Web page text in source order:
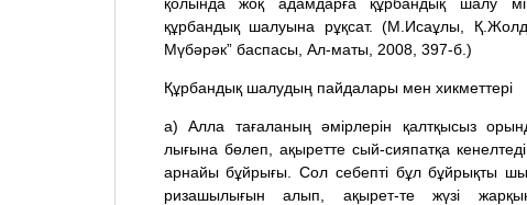
құрбандық шалуына рұқсат. (М.Исаұлы,
Мүбәрәк” баспасы, Ал-маты, 2008, 397-б.)
Құрбандық шалудың пайдалары мен хикметтері
а) Алла тағаланың әмірлерін қалтқысыз
лығына бөлеп, ақыретте сый-сияпатқа
арнайы бұйрығы. Сол себепті бұл бұйрықты
ризашылығын алып, ақырет-те жүзі